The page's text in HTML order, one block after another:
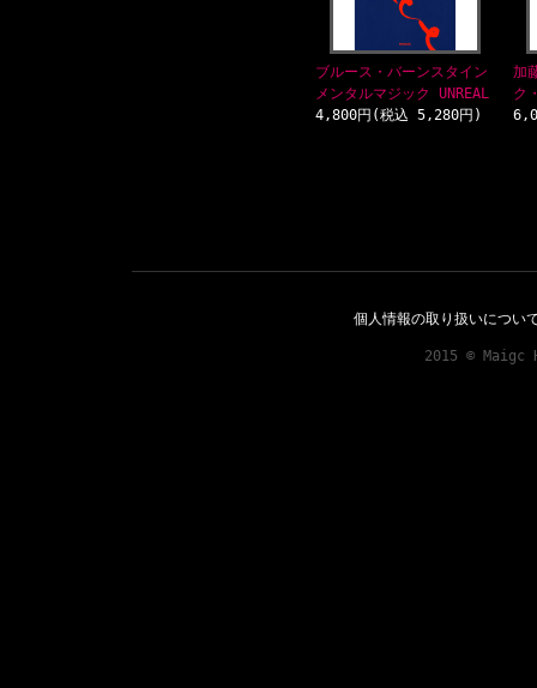
ブルース・バーンスタイン
メンタルマジック UNREAL
4,800円(税込 5,280円)
加
ク
個人情報の取り扱いについ
2015 © Maigc